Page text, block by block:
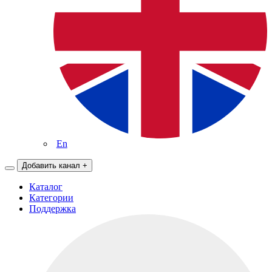
En
Добавить канал +
Каталог
Категории
Поддержка